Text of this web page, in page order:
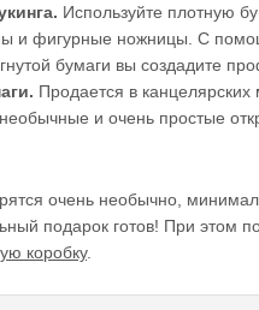
Используйте плотную
и фигурные ножницы. С
бумаги вы создадите
Продается в канцелярских
и очень простые
очень необычно,
подарок готов! При этом
коробку.